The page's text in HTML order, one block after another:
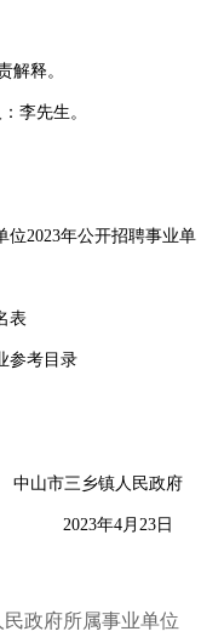
解释。
李先生。
位2023年公开招聘事业单
表
参考目录
中山市三乡镇人民政府
2023年4月23日
政府所属事业单位